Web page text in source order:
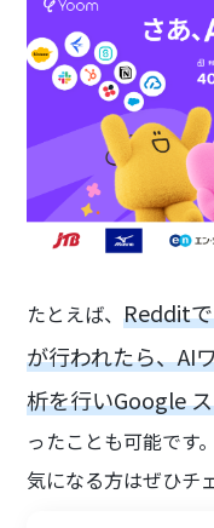
たとえば、Reddit
が行われたら、AI
析を行いGoogle
ったことも可能です。
気になる方はぜひチ